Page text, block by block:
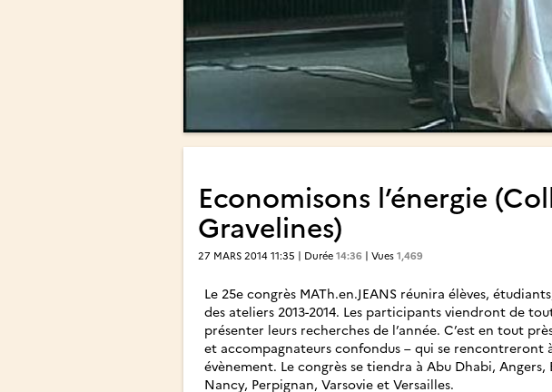
Economisons l’énergie
Gravelines)
27 MARS 2014 11:35 | Durée 14:36 | Vues 1,469
Le 25e congrès MATh.en.JEANS réunira élèves,
des ateliers 2013-2014. Les participants viendront de
présenter leurs recherches de l’année. C’est en tout
et accompagnateurs confondus – qui se rencontreront
évènement. Le congrès se tiendra à Abu Dhabi, Angers,
Nancy, Perpignan, Varsovie et Versailles.